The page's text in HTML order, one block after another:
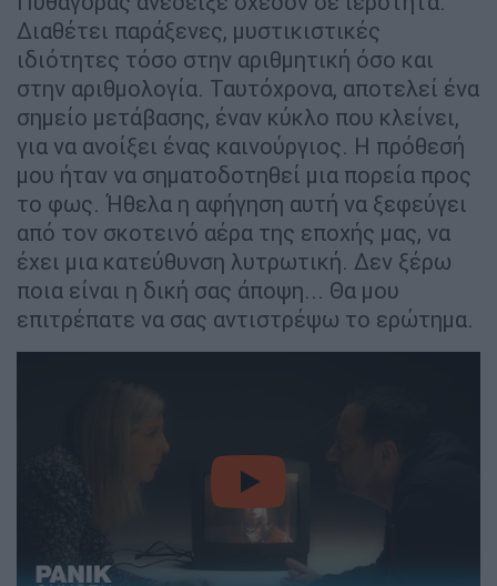
Διαθέτει παράξενες, μυστικιστικές
ιδιότητες τόσο στην αριθμητική όσο και
στην αριθμολογία. Ταυτόχρονα, αποτελεί ένα
σημείο μετάβασης, έναν κύκλο που κλείνει,
για να ανοίξει ένας καινούργιος. Η πρόθεσή
μου ήταν να σηματοδοτηθεί μια πορεία προς
το φως. Ήθελα η αφήγηση αυτή να ξεφεύγει
από τον σκοτεινό αέρα της εποχής μας, να
έχει μια κατεύθυνση λυτρωτική. Δεν ξέρω
ποια είναι η δική σας άποψη... Θα μου
επιτρέπατε να σας αντιστρέψω το ερώτημα.
video